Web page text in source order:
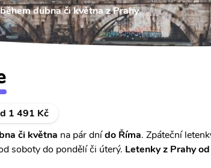
dubna či května z Prahy
1 491 Kč
či května na pár dnído Říma. Zpáteční
soboty do pondělí či úterý. Letenky z Prahy